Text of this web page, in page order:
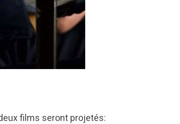
films seront projetés: